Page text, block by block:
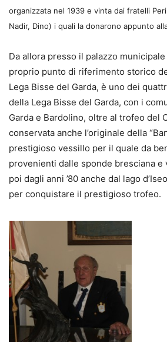
organizzata nel 1939 e vinta dai fratelli
Nadir, Dino) i quali la donarono appunto
Da allora presso il palazzo
proprio punto di riferimento storico
Lega Bisse del Garda, è uno dei
della Lega Bisse del Garda, con i
Garda e Bardolino, oltre al trofeo del
conservata anche l’originale della
prestigioso vessillo per il quale da
provenienti dalle sponde bresciana e
poi dagli anni ’80 anche dal lago
per conquistare il prestigioso trofeo.